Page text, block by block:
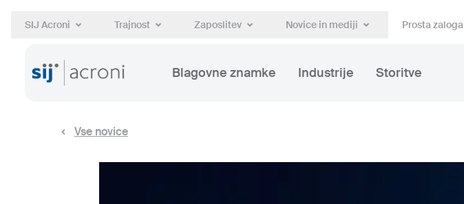
SIJ Acroni Trajnost Zaposlitev Novice in mediji Prosta zaloga
Blagovne znamke Industrije Storitve
Vse novice